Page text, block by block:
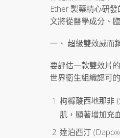
Ether 製藥精心研
文將從醫學成分、
一、 超級雙效威而
要評估一款雙效片
世界衛生組織認可
枸櫞酸西地那非
肌，顯著增加充
達泊西汀